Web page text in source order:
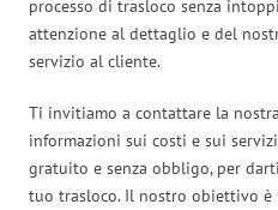
processo di trasloco senza
attenzione al dettaglio e del
servizio al cliente.
Ti invitiamo a contattare la
informazioni sui costi e sui
gratuito e senza obbligo, per
tuo trasloco. Il nostro obiettivo